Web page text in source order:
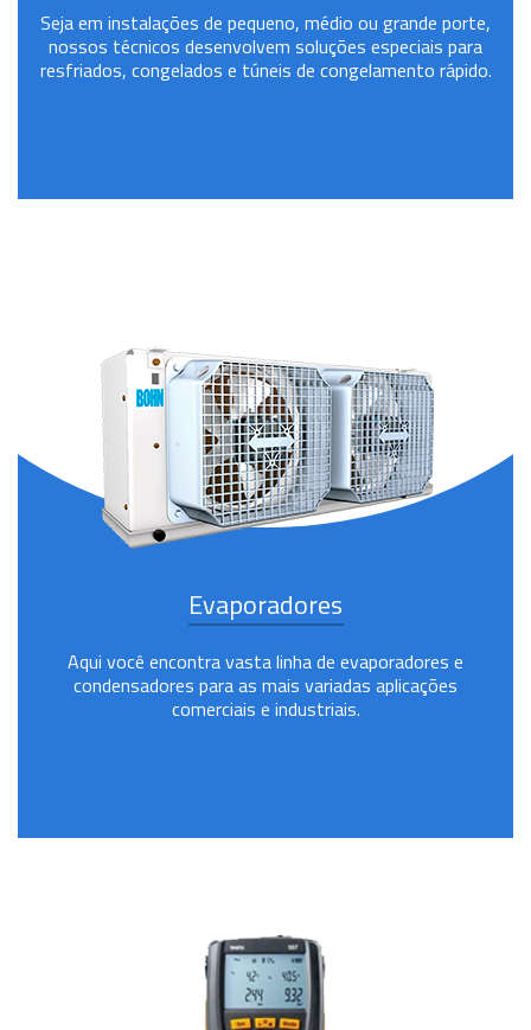
Seja em instalações de pequeno, médio ou grande porte,
nossos técnicos desenvolvem soluções especiais para
resfriados, congelados e túneis de congelamento rápido.
Evaporadores
Aqui você encontra vasta linha de evaporadores e
condensadores para as mais variadas aplicações
comerciais e industriais.